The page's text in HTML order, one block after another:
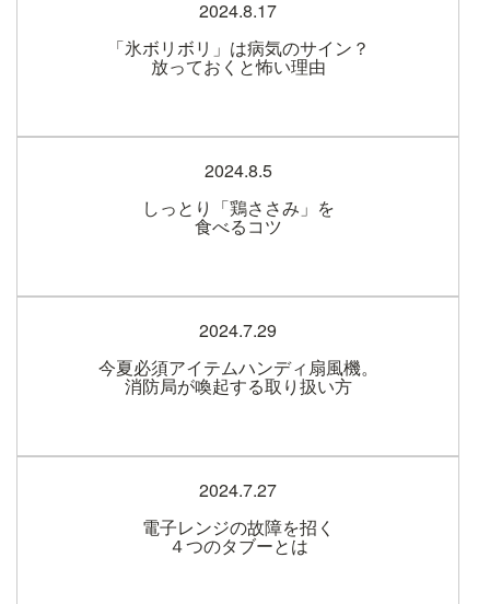
2024.8.17
「氷ボリボリ」は病気のサイン？
放っておくと怖い理由
2024.8.5
しっとり「鶏ささみ」を
食べるコツ
2024.7.29
今夏必須アイテムハンディ扇風機。
消防局が喚起する取り扱い方
2024.7.27
電子レンジの故障を招く
４つのタブーとは